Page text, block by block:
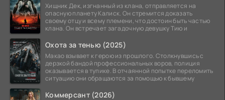
Хищник Дек, изгнанный из клана, отправляется на
опасную планету Калиск. Он стремится доказать
своему отцу и всему племени, что достоин быть частью
клана. Он встречает загадочную девушку Тию и
Охота за тенью (2025)
Макао взывает к герою из прошлого. Столкнувшись с
дерзкой бандой профессиональных воров, полиция
оказывается в тупике. В отчаянной попытке переломить
ситуацию они обращаются за помощью к бывшему
Коммерсант (2026)